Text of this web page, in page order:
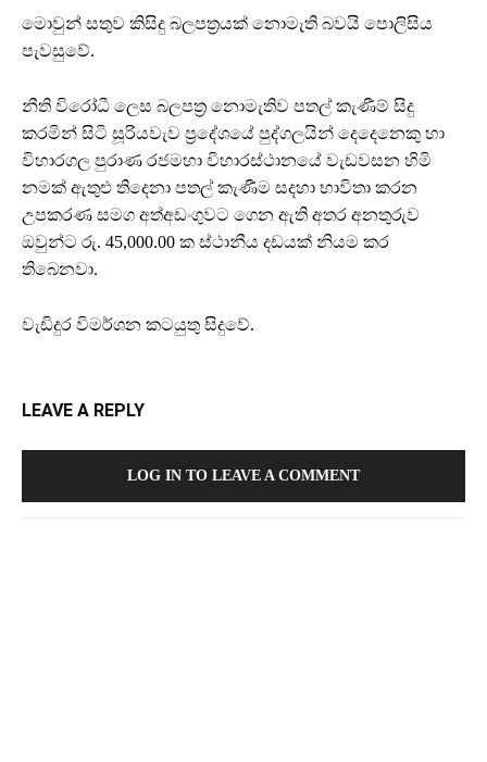
මොවුන් සතුව කිසිදු බලපත්‍රයක් නොමැති බවයි පොලිසිය
පැවසුවේ.
නීති විරෝධී ලෙස බලපත්‍ර නොමැතිව පතල් කැණීම් සිදු
කරමින් සිටි සූරියවැව ප්‍රදේශයේ පුද්ගලයින් දෙදෙනෙකු හා
විහාරගල පුරාණ රජමහා විහාරස්ථානයේ වැඩවසන හිමි
නමක් ඇතුළු තිදෙනා පතල් කැණීම සදහා භාවිතා කරන
උපකරණ සමග අත්අඩංගුවට ගෙන ඇති අතර අනතුරුව
ඔවුන්ට රු. 45,000.00 ක ස්ථානීය දඩයක් නියම කර
තිබෙනවා.
වැඩිදුර විමර්ශන කටයුතු සිදුවේ.
LEAVE A REPLY
LOG IN TO LEAVE A COMMENT